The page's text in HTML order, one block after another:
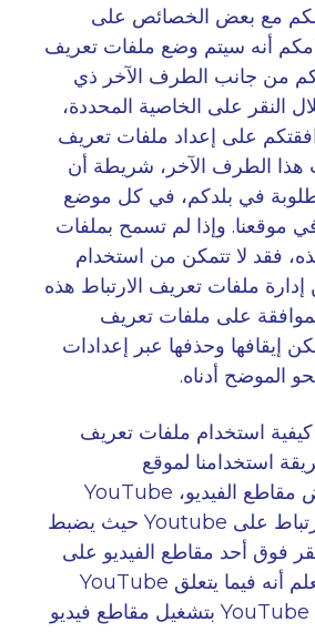
مع بعض الخصائص على
أنه سيتم وضع ملفات تعريف
من جانب الطرف الآخر ذي
النقر على الخاصية المحددة،
على إعداد ملفات تعريف
هذا الطرف الآخر، شريطة أن
في بلدكم، في كل موضع
موقعنا. وإذا لم تسمح بملفات
فقد لا تتمكن من استخدام
إدارة ملفات تعريف الارتباط هذه
على ملفات تعريف
إيقافها وحذفها عبر إعدادات
الموضح أدناه.
استخدام ملفات تعريف
استخدامنا لموقع
YouTube الفيديو،
حيث يضبط Youtube على
فوق أحد مقاطع الفيديو على
YouTube أنه فيما يتعلق
بتشغيل مقاطع فيديو YouTube